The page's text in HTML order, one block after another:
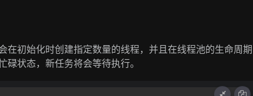
在初始化时创建指定数量的线程，并且在线程池的生命周期
状态，新任务将会等待执行。